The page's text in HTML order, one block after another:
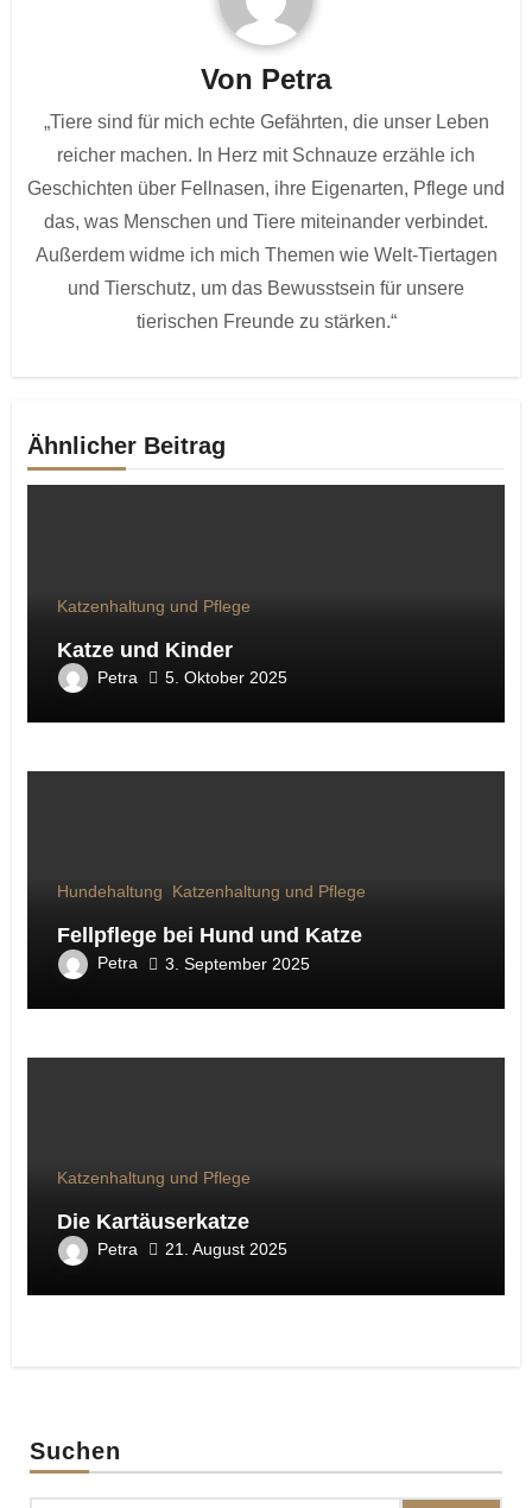
Von Petra
„Tiere sind für mich echte Gefährten, die unser Leben
reicher machen. In Herz mit Schnauze erzähle ich
Geschichten über Fellnasen, ihre Eigenarten, Pflege und
das, was Menschen und Tiere miteinander verbindet.
Außerdem widme ich mich Themen wie Welt-Tiertagen
und Tierschutz, um das Bewusstsein für unsere
tierischen Freunde zu stärken.“
Ähnlicher Beitrag
Katzenhaltung und Pflege
Katze und Kinder
Petra 5. Oktober 2025
Hundehaltung Katzenhaltung und Pflege
Fellpflege bei Hund und Katze
Petra 3. September 2025
Katzenhaltung und Pflege
Die Kartäuserkatze
Petra 21. August 2025
Suchen